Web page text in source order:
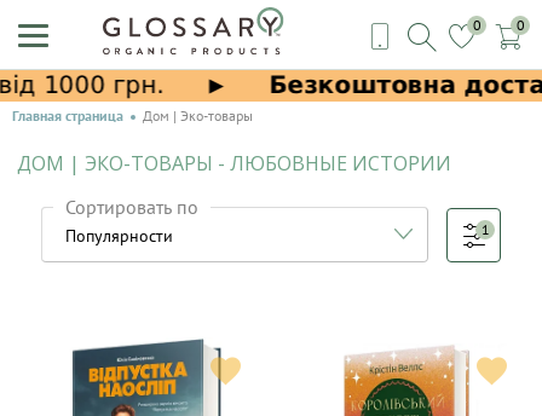
0 0
Главная страница Дом | Эко-товары
ДОМ | ЭКО-ТОВАРЫ - ЛЮБОВНЫЕ ИСТОРИИ
Сортировать по
1